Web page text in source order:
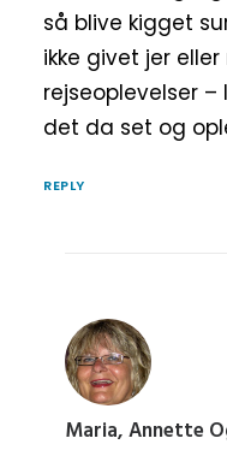
så blive kigget
ikke givet jer
rejseoplevelser
det da set og
REPLY
Maria, Annette